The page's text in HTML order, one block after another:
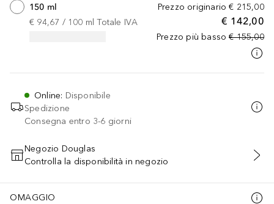
Prezzo originario € 215,00
€ 142,00
Prezzo più basso € 155,00
150 ml
€ 94,67 / 100 ml Totale IVA
Online: Disponibile
Spedizione
Consegna entro 3-6 giorni
AGGIUNGI AL CARRELLO
Negozio Douglas
Controlla la disponibilità in negozio
OMAGGIO